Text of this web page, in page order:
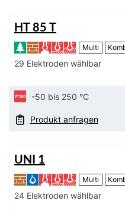
HT 85 T
Multi
29 Elektroden wählbar
-50 bis 250 °C
Produkt anfragen
UNI 1
Multi
24 Elektroden wählbar